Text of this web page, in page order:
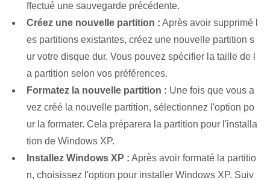
ffectué une sauvegarde précédente.
Créez une nouvelle partition : Après avoir supprimé l
es partitions existantes, créez une nouvelle partition s
ur votre disque dur. Vous pouvez spécifier la taille de l
a partition selon vos préférences.
Formatez la nouvelle partition : Une fois que vous a
vez créé la nouvelle partition, sélectionnez l'option po
ur la formater. Cela préparera la partition pour l'installa
tion de Windows XP.
Installez Windows XP : Après avoir formaté la partitio
n, choisissez l'option pour installer Windows XP. Suiv